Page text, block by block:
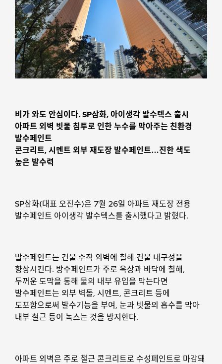
비가 와도 안심이다. SP삼화, 아이생각 발수텍스 출시
아파트 외벽 빗물 침투로 인한 누수를 막아주는 친환경
발수페인트
콘크리트, 시멘트 외부 재도장 발수페인트…진한 색도
높은 발수력
SP삼화(대표 오진수)은 7월 26일 아파트 재도장 전용
발수페인트 아이생각 발수텍스를 출시했다고 밝혔다.
발수페인트는 건물 수직 외벽에 칠해 건물 내구성을
향상시킨다. 방수페인트가 주로 옥상과 바닥에 칠해,
두꺼운 도막을 통해 물의 내부 유입을 막는다면
발수페인트는 외부 벽돌, 시멘트, 콘크리트 등에
도포함으로써 발수기능을 부여, 눈과 빗물의 흡수를 막아
내부 철근 등이 녹스는 것을 방지한다.
아파트 외벽은 주로 철근 콘크리트로 수성페인트로 마감돼